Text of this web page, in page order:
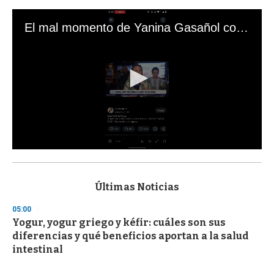
El mal momento de Yanina Gasañol con un hincha argentino en "Subrayado"
s
d
s
o
f
3
Últimas Noticias
05:00
Yogur, yogur griego y kéfir: cuáles son sus
diferencias y qué beneficios aportan a la salud
intestinal